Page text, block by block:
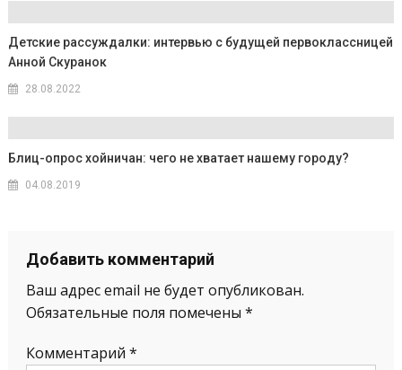
Детские рассуждалки: интервью с будущей первоклассницей
Анной Скуранок
28.08.2022
Блиц-опрос хойничан: чего не хватает нашему городу?
04.08.2019
Добавить комментарий
Ваш адрес email не будет опубликован.
Обязательные поля помечены *
Комментарий *